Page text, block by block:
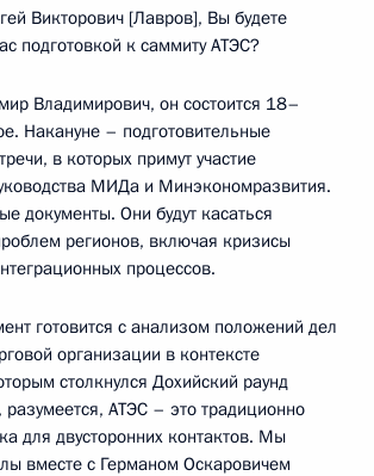
Викторович [Лавров], Вы будете
подготовкой к саммиту АТЭС?
Владимирович, он состоится 18–
Накануне – подготовительные
в которых примут участие
МИДа и Минэкономразвития.
документы. Они будут касаться
регионов, включая кризисы
процессов.
готовится с анализом положений дел
организации в контексте
столкнулся Дохийский раунд
разумеется, АТЭС – это традиционно
для двусторонних контактов. Мы
вместе с Германом Оскаровичем